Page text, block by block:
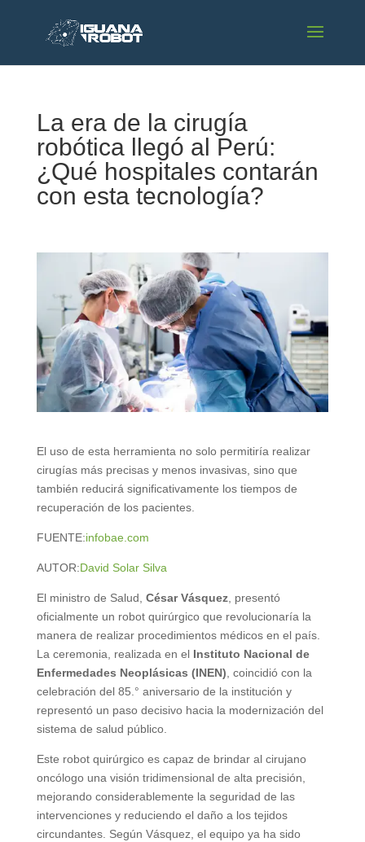
La era de la cirugía
robótica llegó al Perú:
¿Qué hospitales contarán
con esta tecnología?
El uso de esta herramienta no solo permitiría realizar
cirugías más precisas y menos invasivas, sino que
también reducirá significativamente los tiempos de
recuperación de los pacientes.
FUENTE:infobae.com
AUTOR:David Solar Silva
El ministro de Salud, César Vásquez, presentó
oficialmente un robot quirúrgico que revolucionaría la
manera de realizar procedimientos médicos en el país.
La ceremonia, realizada en el Instituto Nacional de
Enfermedades Neoplásicas (INEN), coincidió con la
celebración del 85.° aniversario de la institución y
representó un paso decisivo hacia la modernización del
sistema de salud público.
Este robot quirúrgico es capaz de brindar al cirujano
oncólogo una visión tridimensional de alta precisión,
mejorando considerablemente la seguridad de las
intervenciones y reduciendo el daño a los tejidos
circundantes. Según Vásquez, el equipo ya ha sido